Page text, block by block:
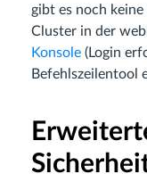
gibt es noch
Cluster in der
Konsole (Login
Befehlszeilentool